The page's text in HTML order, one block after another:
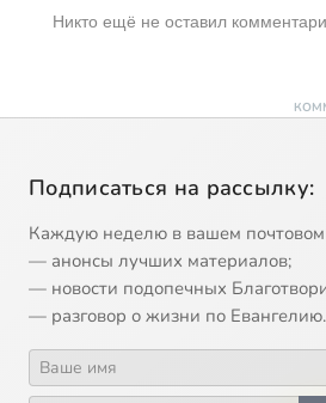
Никто ещё не оставил
Подписаться на рассылку:
Каждую неделю в вашем
— анонсы лучших материалов;
— новости подопечных
— разговор о жизни по Евангелию.